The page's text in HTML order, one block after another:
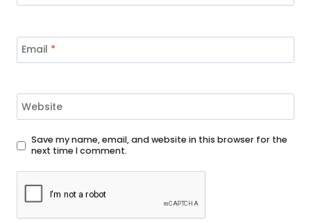
Email *
Website
Save my name, email, and website in this browser for the
next time I comment.